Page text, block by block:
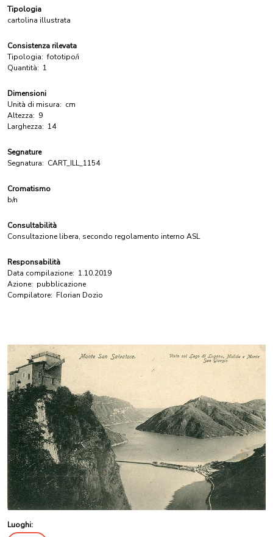
Tipologia
cartolina illustrata
Consistenza rilevata
Tipologia: fototipo/i
Quantità: 1
Dimensioni
Unità di misura: cm
Altezza: 9
Larghezza: 14
Segnature
Segnatura: CART_ILL_1154
Cromatismo
b/n
Consultabilità
Consultazione libera, secondo regolamento interno ASL
Responsabilità
Data compilazione: 1.10.2019
Azione: pubblicazione
Compilatore: Florian Dozio
Luoghi: